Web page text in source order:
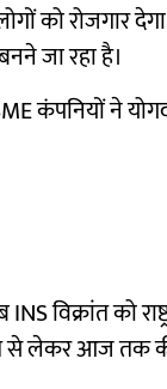
को रोजगार
जा रहा है।
कंपनियों ने
विक्रांत को
से लेकर आज तक